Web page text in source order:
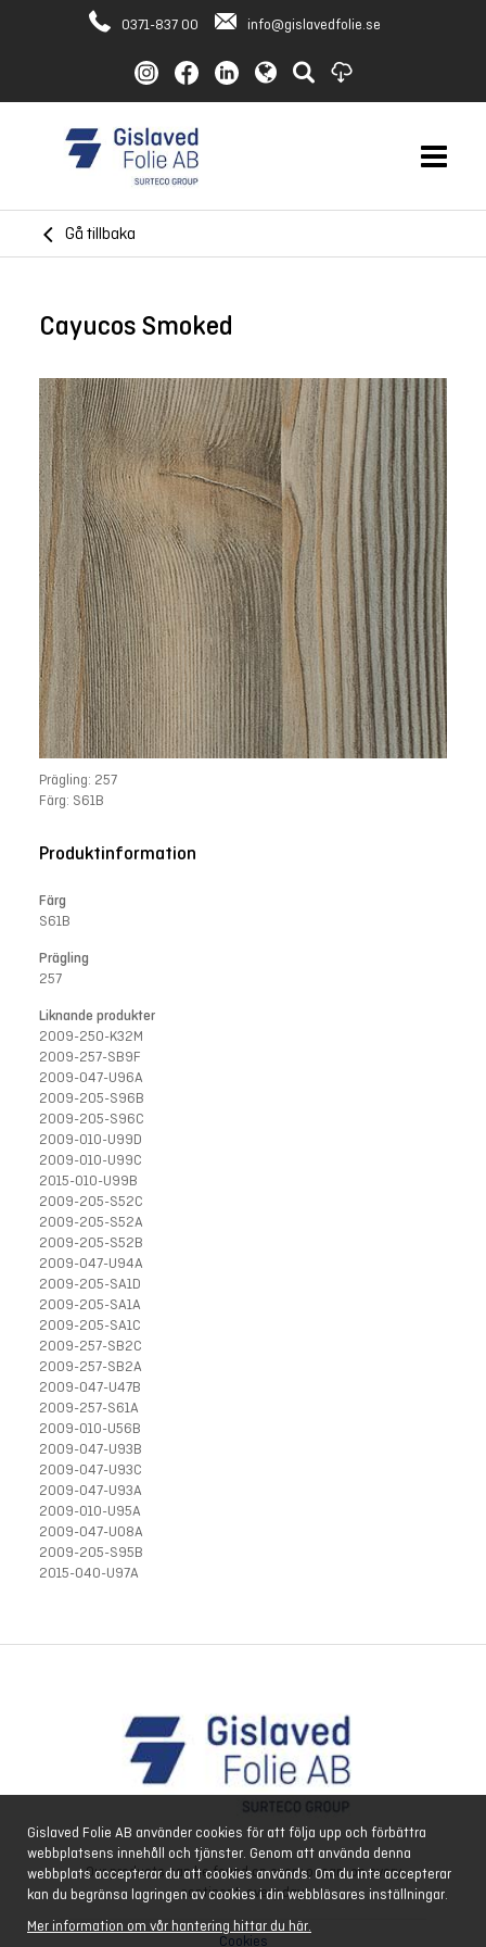
Gislaved Folie AB använder cookies för att följa upp och förbättra
webbplatsens innehåll och tjänster. Genom att använda denna
webbplats accepterar du att cookies används. Om du inte accepterar
kan du begränsa lagringen av cookies i din webbläsares inställningar.
Mer information om vår hantering hittar du här.
0371-837 00 info@gislavedfolie.se
Gå tillbaka
Cayucos Smoked
Prägling: 257
Färg: S61B
Produktinformation
Färg
S61B
Prägling
257
Liknande produkter
2009-250-K32M
2009-257-SB9F
2009-047-U96A
2009-205-S96B
2009-205-S96C
2009-010-U99D
2009-010-U99C
2015-010-U99B
2009-205-S52C
2009-205-S52A
2009-205-S52B
2009-047-U94A
2009-205-SA1D
2009-205-SA1A
2009-205-SA1C
2009-257-SB2C
2009-257-SB2A
2009-047-U47B
2009-257-S61A
2009-010-U56B
2009-047-U93B
2009-047-U93C
2009-047-U93A
2009-010-U95A
2009-047-U08A
2009-205-S95B
2015-040-U97A
Our products can be found on every ocean, on every
continent, every day.
Cookies